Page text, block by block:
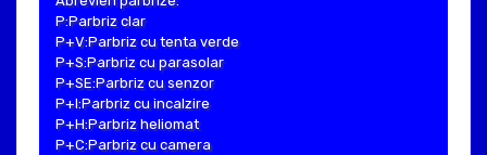
P:Parbriz clar
P+V:Parbriz cu tenta verde
P+S:Parbriz cu parasolar
P+SE:Parbriz cu senzor
P+I:Parbriz cu incalzire
P+H:Parbriz heliomat
P+C:Parbriz cu camera